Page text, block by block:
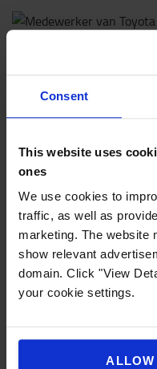
Consent
This website uses
ones
We use cookies to
traffic, as well as
marketing. The website
show relevant
domain. Click "View
your cookie settings.
Onze tweedehands
techniekers en
kwaliteitsnormen.
Geniet van onze
er onverwacht iets
Geïnteresseerdin